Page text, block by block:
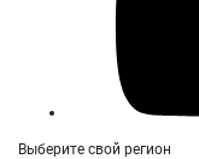
Выберите свой регион